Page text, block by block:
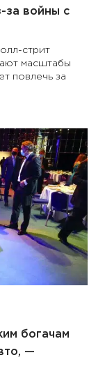
за войны с
стрит
масштабы
повлечь за
богачам
—